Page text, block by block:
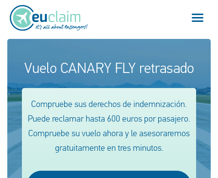
Vuelo cancelado
Vuelo retrasado
Conexión perdida
Embarque denegado
Vuelo CANARY FLY retrasado
Compruebe sus derechos de indemnización.
Puede reclamar hasta 600 euros por pasajero.
Compruebe su vuelo ahora y le asesoraremos
gratuitamente en tres minutos.